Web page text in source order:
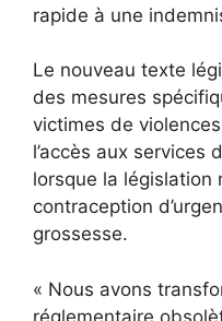
rapide à une
Le nouveau texte
des mesures
victimes de
l’accès aux services
lorsque la législation
contraception
grossesse.
« Nous avons
réglementaire